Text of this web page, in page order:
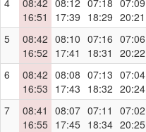
4
08:42
16:51
08:12
17:39
07:18
18:29
07:09
20:21
5
08:42
16:52
08:10
17:41
07:16
18:31
07:06
20:22
6
08:42
16:53
08:08
17:43
07:13
18:32
07:04
20:24
7
08:41
16:55
08:07
17:45
07:11
18:34
07:02
20:25